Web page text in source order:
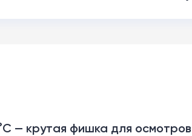
— крутая фишка для осмотров